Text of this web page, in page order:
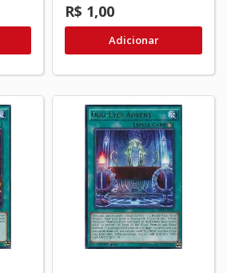
R$ 1,00
Adicionar